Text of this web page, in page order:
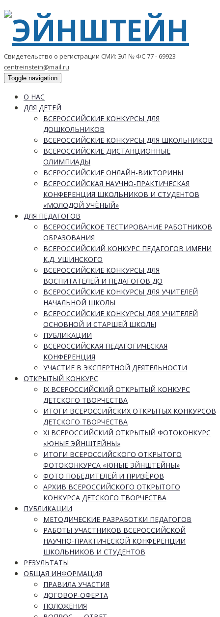
Свидетельство о регистрации СМИ: ЭЛ № ФС 77 - 69923
centreinstein@mail.ru
Toggle navigation
О НАС
ДЛЯ ДЕТЕЙ
ВСЕРОССИЙСКИЕ КОНКУРСЫ ДЛЯ
ДОШКОЛЬНИКОВ
ВСЕРОССИЙСКИЕ КОНКУРСЫ ДЛЯ ШКОЛЬНИКОВ
ВСЕРОССИЙСКИЕ ДИСТАНЦИОННЫЕ
ОЛИМПИАДЫ
ВСЕРОССИЙСКИЕ ОНЛАЙН-ВИКТОРИНЫ
ВСЕРОССИЙСКАЯ НАУЧНО-ПРАКТИЧЕСКАЯ
КОНФЕРЕНЦИЯ ШКОЛЬНИКОВ И СТУДЕНТОВ
«МОЛОДОЙ УЧЁНЫЙ»
ДЛЯ ПЕДАГОГОВ
ВСЕРОССИЙСКОЕ ТЕСТИРОВАНИЕ РАБОТНИКОВ
ОБРАЗОВАНИЯ
ВСЕРОССИЙСКИЙ КОНКУРС ПЕДАГОГОВ ИМЕНИ
К.Д. УШИНСКОГО
ВСЕРОССИЙСКИЕ КОНКУРСЫ ДЛЯ
ВОСПИТАТЕЛЕЙ И ПЕДАГОГОВ ДО
ВСЕРОССИЙСКИЕ КОНКУРСЫ ДЛЯ УЧИТЕЛЕЙ
НАЧАЛЬНОЙ ШКОЛЫ
ВСЕРОССИЙСКИЕ КОНКУРСЫ ДЛЯ УЧИТЕЛЕЙ
ОСНОВНОЙ И СТАРШЕЙ ШКОЛЫ
ПУБЛИКАЦИИ
ВСЕРОССИЙСКАЯ ПЕДАГОГИЧЕСКАЯ
КОНФЕРЕНЦИЯ
УЧАСТИЕ В ЭКСПЕРТНОЙ ДЕЯТЕЛЬНОСТИ
ОТКРЫТЫЙ КОНКУРС
IX ВСЕРОССИЙСКИЙ ОТКРЫТЫЙ КОНКУРС
ДЕТСКОГО ТВОРЧЕСТВА
ИТОГИ ВСЕРОССИЙСКИХ ОТКРЫТЫХ КОНКУРСОВ
ДЕТСКОГО ТВОРЧЕСТВА
XI ВСЕРОССИЙСКИЙ ОТКРЫТЫЙ ФОТОКОНКУРС
«ЮНЫЕ ЭЙНШТЕЙНЫ»
ИТОГИ ВСЕРОССИЙСКОГО ОТКРЫТОГО
ФОТОКОНКУРСА «ЮНЫЕ ЭЙНШТЕЙНЫ»
ФОТО ПОБЕДИТЕЛЕЙ И ПРИЗЁРОВ
АРХИВ ВСЕРОССИЙСКОГО ОТКРЫТОГО
КОНКУРСА ДЕТСКОГО ТВОРЧЕСТВА
ПУБЛИКАЦИИ
МЕТОДИЧЕСКИЕ РАЗРАБОТКИ ПЕДАГОГОВ
РАБОТЫ УЧАСТНИКОВ ВСЕРОССИЙСКОЙ
НАУЧНО-ПРАКТИЧЕСКОЙ КОНФЕРЕНЦИИ
ШКОЛЬНИКОВ И СТУДЕНТОВ
РЕЗУЛЬТАТЫ
ОБЩАЯ ИНФОРМАЦИЯ
ПРАВИЛА УЧАСТИЯ
ДОГОВОР-ОФЕРТА
ПОЛОЖЕНИЯ